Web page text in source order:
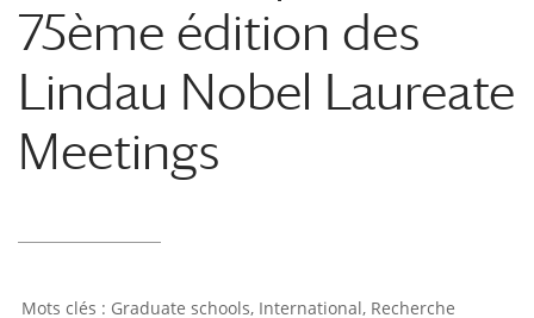
75ème édition des
Lindau Nobel Laureate
Meetings
Graduate schools, International, Recherche